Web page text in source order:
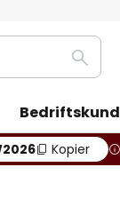
Søk
Kopier